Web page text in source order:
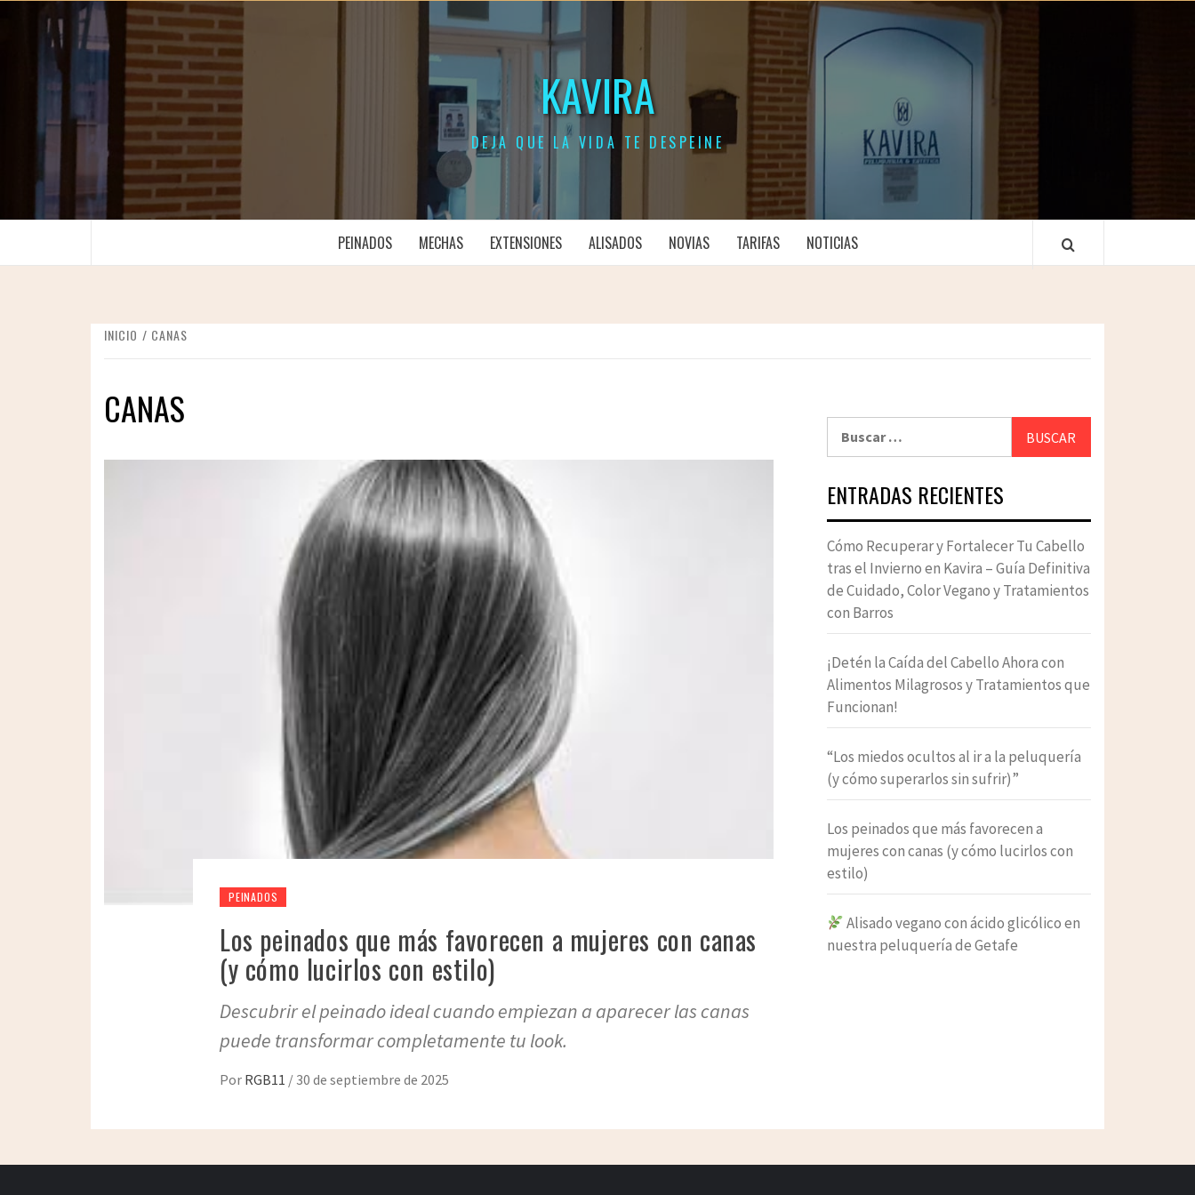
contenido
KAVIRA
DEJA QUE LA VIDA TE DESPEINE
PEINADOS MECHAS EXTENSIONES ALISADOS NOVIAS TARIFAS NOTICIAS
INICIO CANAS
CANAS
PEINADOS
Los peinados que más favorecen a mujeres con canas
(y cómo lucirlos con estilo)
Descubrir el peinado ideal cuando empiezan a aparecer las canas
puede transformar completamente tu look.
Por RGB11 / 30 de septiembre de 2025
ENTRADAS RECIENTES
Cómo Recuperar y Fortalecer Tu Cabello
tras el Invierno en Kavira – Guía Definitiva
de Cuidado, Color Vegano y Tratamientos
con Barros
¡Detén la Caída del Cabello Ahora con
Alimentos Milagrosos y Tratamientos que
Funcionan!
“Los miedos ocultos al ir a la peluquería
(y cómo superarlos sin sufrir)”
Los peinados que más favorecen a
mujeres con canas (y cómo lucirlos con
estilo)
Alisado vegano con ácido glicólico en
nuestra peluquería de Getafe